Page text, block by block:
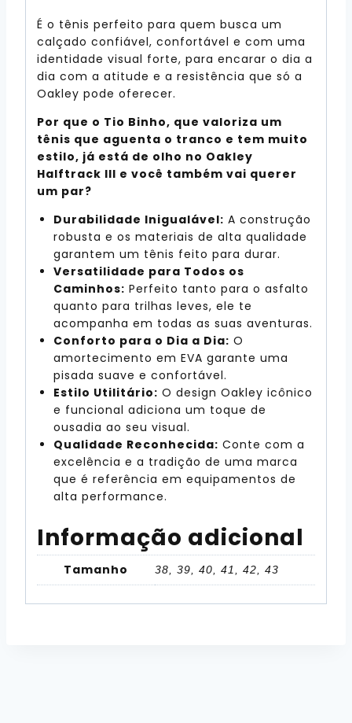
É o tênis perfeito para quem busca um
calçado confiável, confortável e com uma
identidade visual forte, para encarar o dia a
dia com a atitude e a resistência que só a
Oakley pode oferecer.
Por que o Tio Binho, que valoriza um
tênis que aguenta o tranco e tem muito
estilo, já está de olho no Oakley
Halftrack III e você também vai querer
um par?
Durabilidade Inigualável: A construção
robusta e os materiais de alta qualidade
garantem um tênis feito para durar.
Versatilidade para Todos os
Caminhos: Perfeito tanto para o asfalto
quanto para trilhas leves, ele te
acompanha em todas as suas aventuras.
Conforto para o Dia a Dia: O
amortecimento em EVA garante uma
pisada suave e confortável.
Estilo Utilitário: O design Oakley icônico
e funcional adiciona um toque de
ousadia ao seu visual.
Qualidade Reconhecida: Conte com a
excelência e a tradição de uma marca
que é referência em equipamentos de
alta performance.
Informação adicional
Tamanho 38, 39, 40, 41, 42, 43